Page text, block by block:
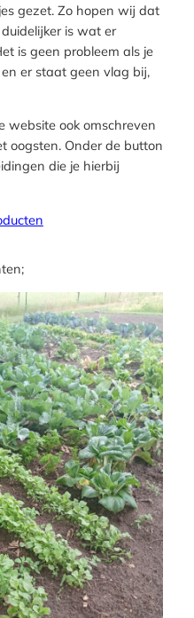
gezet. Zo hopen wij dat
is wat er
is geen probleem als je
er staat geen vlag bij,
website ook omschreven
oogsten. Onder de button
die je hierbij